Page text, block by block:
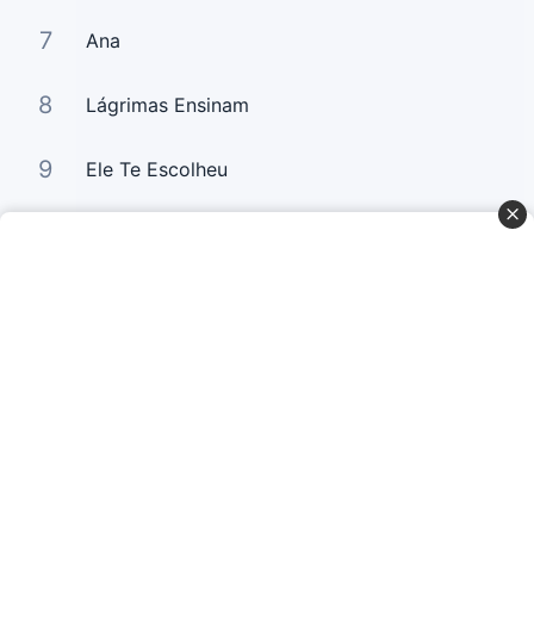
7 Ana
8 Lágrimas Ensinam
9 Ele Te Escolheu